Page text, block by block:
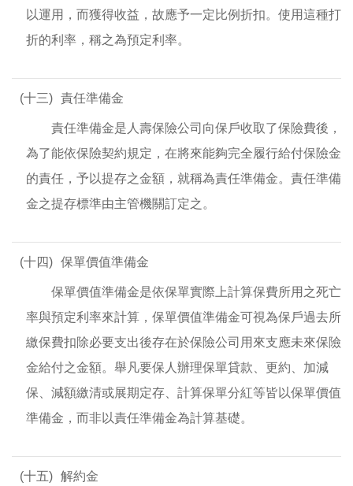
以運用，而獲得收益，故應予一定比例折扣。使用這種打
折的利率，稱之為預定利率。
(十三) 責任準備金
責任準備金是人壽保險公司向保戶收取了保險費後，
為了能依保險契約規定，在將來能夠完全履行給付保險金
的責任，予以提存之金額，就稱為責任準備金。責任準備
金之提存標準由主管機關訂定之。
(十四) 保單價值準備金
保單價值準備金是依保單實際上計算保費所用之死亡
率與預定利率來計算，保單價值準備金可視為保戶過去所
繳保費扣除必要支出後存在於保險公司用來支應未來保險
金給付之金額。舉凡要保人辦理保單貸款、更約、加減
保、減額繳清或展期定存、計算保單分紅等皆以保單價值
準備金，而非以責任準備金為計算基礎。
(十五) 解約金